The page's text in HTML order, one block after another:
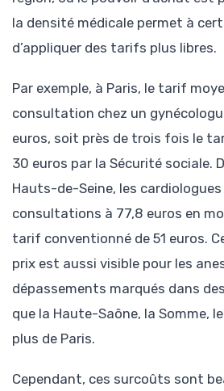
la densité médicale permet à
d’appliquer des tarifs plus libres.
Par exemple, à Paris, le tarif
consultation chez un
euros, soit près de trois fois le
30 euros par la Sécurité sociale.
Hauts-de-Seine, les
consultations à 77,8 euros en
tarif conventionné de 51 euros.
prix est aussi visible pour les
dépassements marqués dans
que la Haute-Saône, la Somme,
plus de Paris.
Cependant, ces surcoûts sont